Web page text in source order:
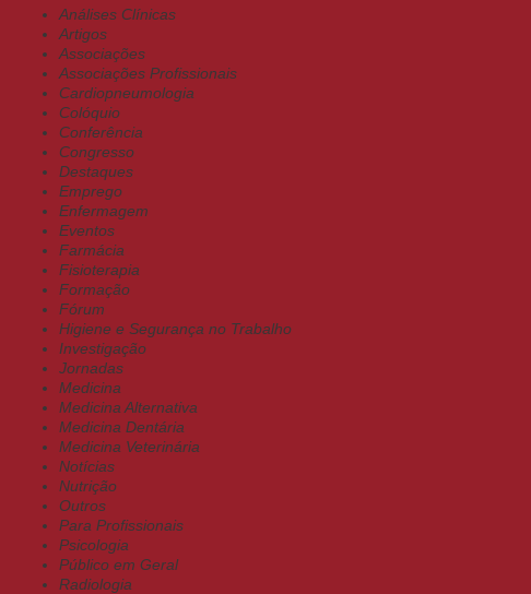
Análises Clínicas
Artigos
Associações
Associações Profissionais
Cardiopneumologia
Colóquio
Conferência
Congresso
Destaques
Emprego
Enfermagem
Eventos
Farmácia
Fisioterapia
Formação
Fórum
Higiene e Segurança no Trabalho
Investigação
Jornadas
Medicina
Medicina Alternativa
Medicina Dentária
Medicina Veterinária
Notícias
Nutrição
Outros
Para Profissionais
Psicologia
Público em Geral
Radiologia